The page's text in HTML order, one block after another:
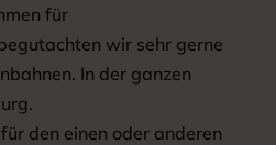
für
wir sehr gerne
In der ganzen
den einen oder anderen